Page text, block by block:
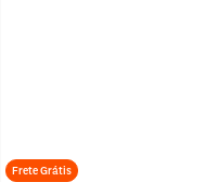
Frete Grátis